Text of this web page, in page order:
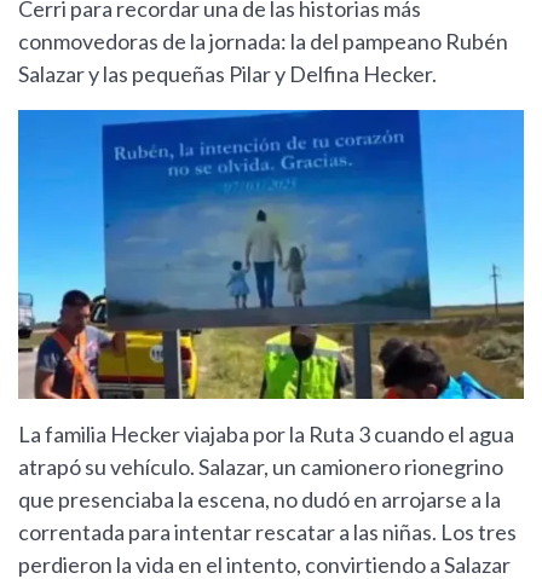
Cerri para recordar una de las historias más
conmovedoras de la jornada: la del pampeano Rubén
Salazar y las pequeñas Pilar y Delfina Hecker.
La familia Hecker viajaba por la Ruta 3 cuando el agua
atrapó su vehículo. Salazar, un camionero rionegrino
que presenciaba la escena, no dudó en arrojarse a la
correntada para intentar rescatar a las niñas. Los tres
perdieron la vida en el intento, convirtiendo a Salazar